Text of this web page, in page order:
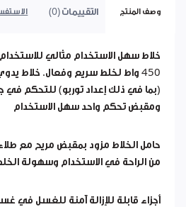
وصف المنتج التقييمات (0)
خلاط سهل الاستخدام مثالي
450 واط لخلط سريع وفعال. خلاط
(بما في ذلك إعداد توربو) للتحكم في
ومقبض تحكم واحد سهل الاستخدام
حامل الخلاط مزود بمقبض مريح مع طلاء
من الراحة في الاستخدام وسهولة
أجزاء قابلة للإزالة آمنة للغسل في